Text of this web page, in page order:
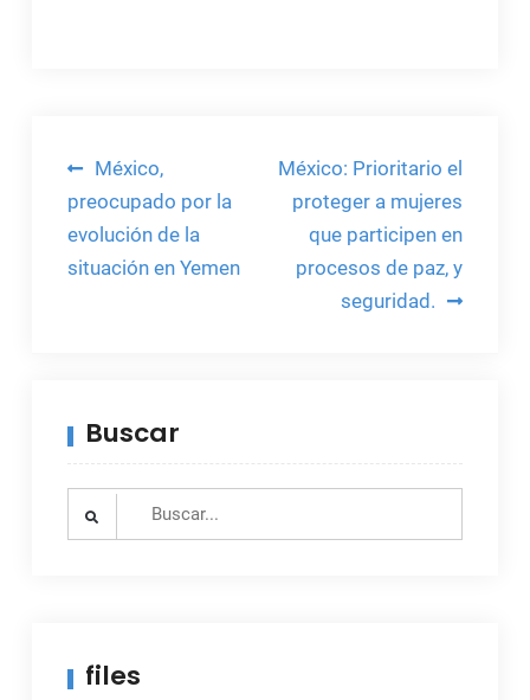
Navegación
de
entradas
México,
preocupado por la
evolución de la
situación en Yemen
México: Prioritario el
proteger a mujeres
que participen en
procesos de paz, y
seguridad.
Buscar
files